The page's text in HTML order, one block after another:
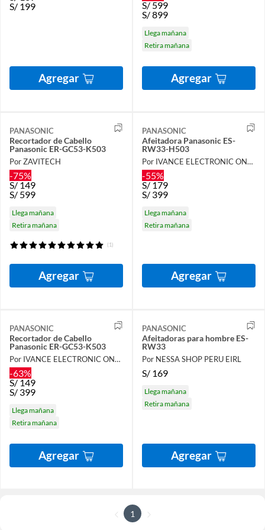
S/ 199
Agregar
S/599
S/899
Llega mañana
Retira mañana
Agregar
PANASONIC
Recortador de Cabello
Panasonic ER-GC53-K503
Por ZAVITECH
-75%
S/ 149
S/ 599
Llega mañana
Retira mañana
(1)
Agregar
PANASONIC
Afeitadora Panasonic ES-
RW33-H503
Por IVANCE ELECTRONIC ONLINE
-55%
S/ 179
S/ 399
Llega mañana
Retira mañana
Agregar
PANASONIC
Recortador de Cabello
Panasonic ER-GC53-K503
Por IVANCE ELECTRONIC ONLINE
-63%
S/ 149
S/ 399
Llega mañana
Retira mañana
Agregar
PANASONIC
Afeitadoras para hombre ES-
RW33
Por NESSA SHOP PERU EIRL
S/ 169
Llega mañana
Retira mañana
Agregar
1